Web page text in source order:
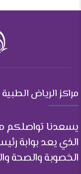
مراكز الرياض الطبية
يسعدنا تواصلكم
الذي يعد بوابة
الخصوبة والصحة